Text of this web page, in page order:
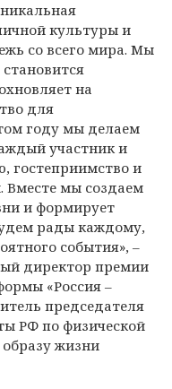
культуры и
со всего мира. Мы
на
для
году мы делаем
участник и
гостеприимство и
Вместе мы создаем
и формирует
рады каждому,
события», –
директор премии
«Россия –
председателя
РФ по физической
жизни